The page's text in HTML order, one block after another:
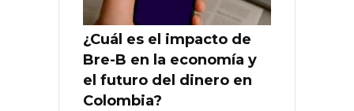
¿Cuál es el impacto de
Bre-B en la economía y
el futuro del dinero en
Colombia?